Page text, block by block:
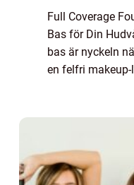
Full Coverage
Bas för Din
bas är nyckeln
en felfri